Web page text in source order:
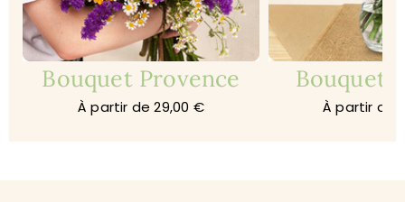
Bouquet Provence
À partir de 29,00 €
Bouquet
À partir de